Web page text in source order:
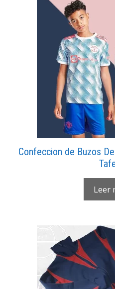
Confeccion de Buzos
Leer